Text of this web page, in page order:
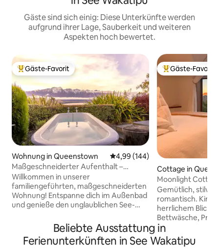
Gäste sind sich einig: Diese Unterkünfte werden
aufgrund ihrer Lage, Sauberkeit und weiteren
Aspekten hoch bewertet.
Beliebter Gäste-Favorit.
Gäste-Favorit
Wohnung in Queenstown Durchschnittliche Bewertung:
4,99 (144)
Maßgeschneiderter Aufenthalt –
Seeblick und Outdoor-Bad!
Willkommen in unserer
familiengeführten, maßgeschneiderten
Wohnung! Entspanne dich im Außenbad
und genieße den unglaublichen See-
einheimischem Buschland. Inspiriert von
unseren Reisen wollten wir, dass sich die
renovierten Innenräume einzigartig,
Beliebter Gäste-
Gäste-Favorit
Cottage in
Moonlight
romantisch
Gemütlich,
romantisch.
herrlichem Blick
Bettwäsche,
dein Gerät und
schnellem
luxuriös,
Beliebte Ausstattung in
Ferienunterkünften in See Wakatipu